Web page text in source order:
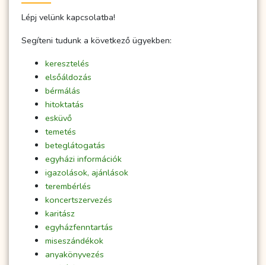
Lépj velünk kapcsolatba!
Segíteni tudunk a következő ügyekben:
keresztelés
elsőáldozás
bérmálás
hitoktatás
esküvő
temetés
beteglátogatás
egyházi információk
igazolások, ajánlások
terembérlés
koncertszervezés
karitász
egyházfenntartás
miseszándékok
anyakönyvezés